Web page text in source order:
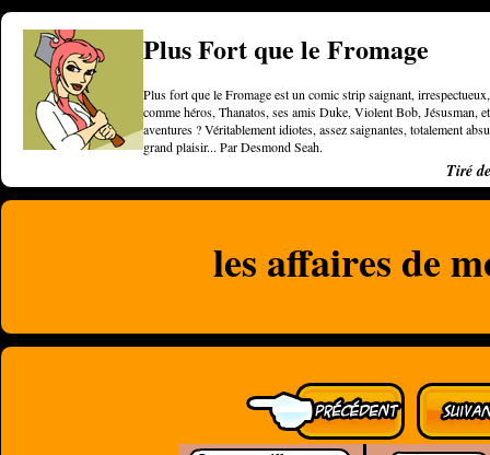
Plus Fort que le Fromage
Plus fort que le Fromage est un comic strip saignant,
comme héros, Thanatos, ses amis Duke, Violent Bob, Jésusman,
aventures ? Véritablement idiotes, assez saignantes, totalement
grand plaisir... Par Desmond Seah.
Tiré
les affaires de